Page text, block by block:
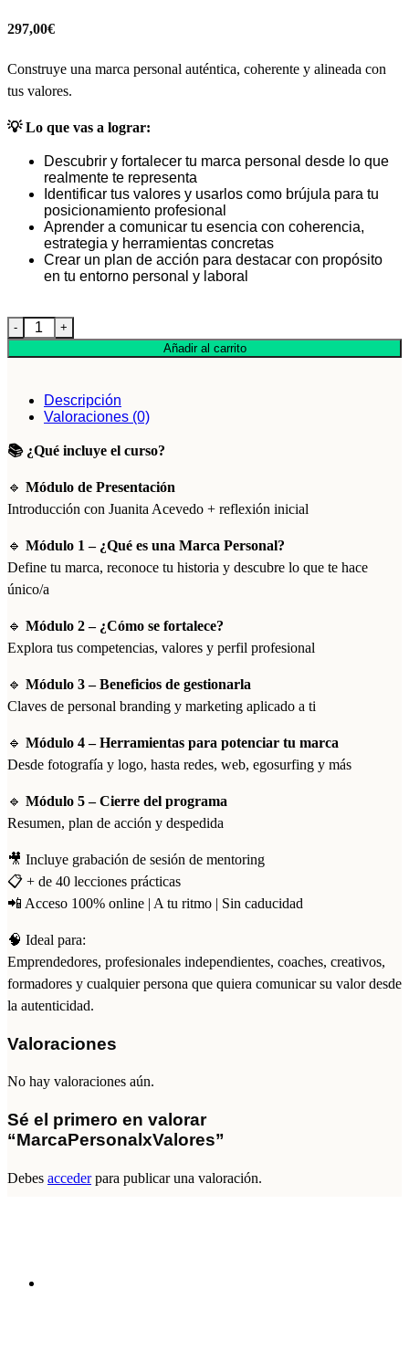
el
EU
Shield.
ejercer
tus
derechos
de
acceso,
rectificación,
limitación
y
en
soporte@zinquo.com
como
el
derecho
presentar
reclamación
ante
autoridad
de
control.
información
consulta
www.zinquo.com/politica-
privacidad
(Obligatorio)
297,00€
Construye una marca personal auténtica, coherente y alineada con
tus valores.
💡Lo que vas a lograr:
Descubrir y fortalecer tu marca personal desde lo que
realmente te representa
Identificar tus valores y usarlos como brújula para tu
posicionamiento profesional
Aprender a comunicar tu esencia con coherencia,
estrategia y herramientas concretas
Crear un plan de acción para destacar con propósito
en tu entorno personal y laboral
MarcaPersonalxValores cantidad
Añadir al carrito
Descripción
Valoraciones (0)
📚¿Qué incluye el curso?
🔹 Módulo de Presentación
Introducción con Juanita Acevedo + reflexión inicial
🔹 Módulo 1 – ¿Qué es una Marca Personal?
Define tu marca, reconoce tu historia y descubre lo que te hace
único/a
🔹 Módulo 2 – ¿Cómo se fortalece?
Explora tus competencias, valores y perfil profesional
🔹 Módulo 3 – Beneficios de gestionarla
Claves de personal branding y marketing aplicado a ti
🔹 Módulo 4 – Herramientas para potenciar tu marca
Desde fotografía y logo, hasta redes, web, egosurfing y más
🔹 Módulo 5 – Cierre del programa
Resumen, plan de acción y despedida
🎥 Incluye grabación de sesión de mentoring
📋 + de 40 lecciones prácticas
📲 Acceso 100% online | A tu ritmo | Sin caducidad
🧠 Ideal para:
Emprendedores, profesionales independientes, coaches, creativos,
formadores y cualquier persona que quiera comunicar su valor desde
la autenticidad.
Valoraciones
No hay valoraciones aún.
Sé el primero en valorar
“MarcaPersonalxValores”
Debes accederpara publicar una valoración.